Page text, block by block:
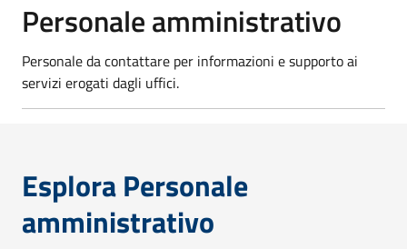
Personale amministrativo
Personale da contattare per informazioni e supporto ai
servizi erogati dagli uffici.
Esplora Personale
amministrativo